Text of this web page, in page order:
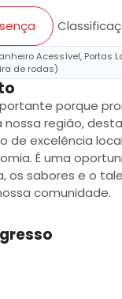
Acessível, Portas
de rodas)
porque
região,
de excelência
É uma
os sabores e o
comunidade.